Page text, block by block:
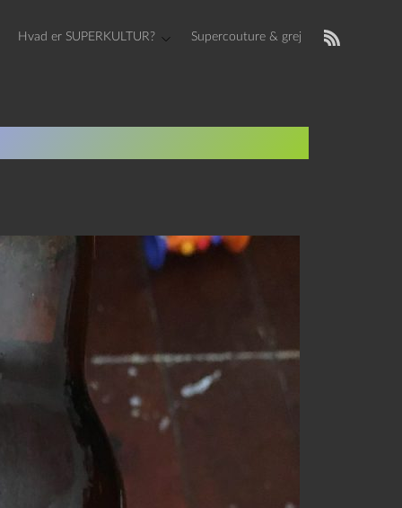
Hvad er SUPERKULTUR? Supercouture & grej